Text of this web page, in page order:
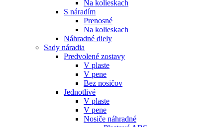
Na kolieskach
S náradím
Prenosné
Na kolieskach
Náhradné diely
Sady náradia
Predvolené zostavy
V plaste
V pene
Bez nosičov
Jednotlivé
V plaste
V pene
Nosiče náhradné